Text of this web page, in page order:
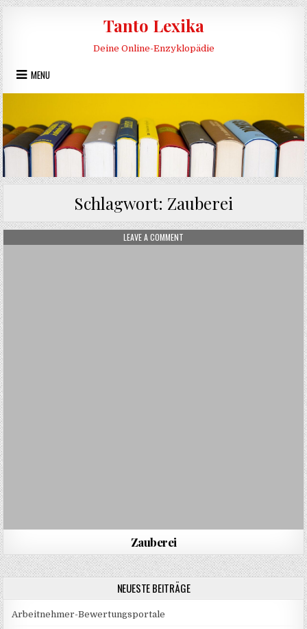
Skip to content
Tanto Lexika
Deine Online-Enzyklopädie
MENU
Schlagwort: Zauberei
LEAVE A COMMENT
Zauberei
NEUESTE BEITRÄGE
Arbeitnehmer-Bewertungsportale